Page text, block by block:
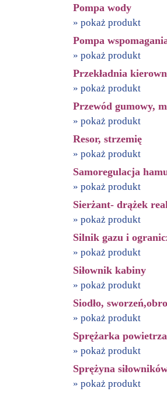
Pompa wody
» pokaż produkt
Pompa
» pokaż produkt
Przekładnia
» pokaż produkt
Przewód gumowy,
» pokaż produkt
Resor, strzemię
» pokaż produkt
Samoregulacja
» pokaż produkt
Sierżant- drążek
» pokaż produkt
Silnik gazu i
» pokaż produkt
Siłownik kabiny
» pokaż produkt
Siodło,
» pokaż produkt
Sprężarka powietrza
» pokaż produkt
Sprężyna
» pokaż produkt